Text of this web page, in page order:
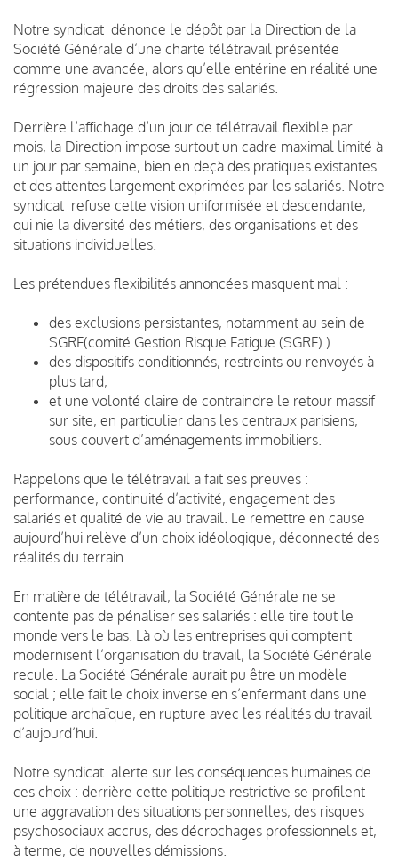
Notre syndicat dénonce le dépôt par la Direction de la
Société Générale d’une charte télétravail présentée
comme une avancée, alors qu’elle entérine en réalité une
régression majeure des droits des salariés.
Derrière l’affichage d’un jour de télétravail flexible par
mois, la Direction impose surtout un cadre maximal limité à
un jour par semaine, bien en deçà des pratiques existantes
et des attentes largement exprimées par les salariés. Notre
syndicat refuse cette vision uniformisée et descendante,
qui nie la diversité des métiers, des organisations et des
situations individuelles.
Les prétendues flexibilités annoncées masquent mal :
des exclusions persistantes, notamment au sein de
SGRF(comité Gestion Risque Fatigue (SGRF) )
des dispositifs conditionnés, restreints ou renvoyés à
plus tard,
et une volonté claire de contraindre le retour massif
sur site, en particulier dans les centraux parisiens,
sous couvert d’aménagements immobiliers.
Rappelons que le télétravail a fait ses preuves :
performance, continuité d’activité, engagement des
salariés et qualité de vie au travail. Le remettre en cause
aujourd’hui relève d’un choix idéologique, déconnecté des
réalités du terrain.
En matière de télétravail, la Société Générale ne se
contente pas de pénaliser ses salariés : elle tire tout le
monde vers le bas. Là où les entreprises qui comptent
modernisent l’organisation du travail, la Société Générale
recule. La Société Générale aurait pu être un modèle
social ; elle fait le choix inverse en s’enfermant dans une
politique archaïque, en rupture avec les réalités du travail
d’aujourd’hui.
Notre syndicat alerte sur les conséquences humaines de
ces choix : derrière cette politique restrictive se profilent
une aggravation des situations personnelles, des risques
psychosociaux accrus, des décrochages professionnels et,
à terme, de nouvelles démissions.